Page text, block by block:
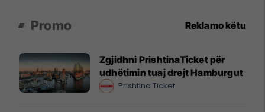
Promo Reklamo këtu
Zgjidhni PrishtinaTicket për
udhëtimin tuaj drejt Hamburgut
Prishtina Ticket